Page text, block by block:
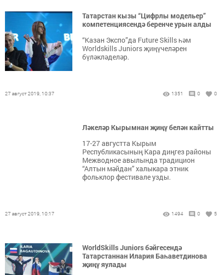
Татарстан кызы “Цифрлы модельер”
компетенциясендә беренче урын алды
“Казан Экспо”да Future Skills һәм
Worldskills Juniors җиңүчеләрен
бүләкләделәр.
27 август 2019, 10:37 1351 0 0
Ләкеләр Кырымнан җиңү белән кайтты
17-27 августта Кырым
Республикасының Кара диңгез районы
Межводное авылында традицион
“Алтын мәйдан” халыкара этник
фольклор фестивале узды.
27 август 2019, 10:17 1494 0 5
WorldSkills Juniors бәйгесендә
Татарстаннан Илария Баһаветдинова
җиңү яулады